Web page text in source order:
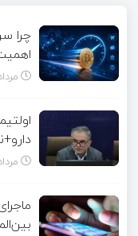
چرا
مرداد ۱۵,
مرداد ۱۵,